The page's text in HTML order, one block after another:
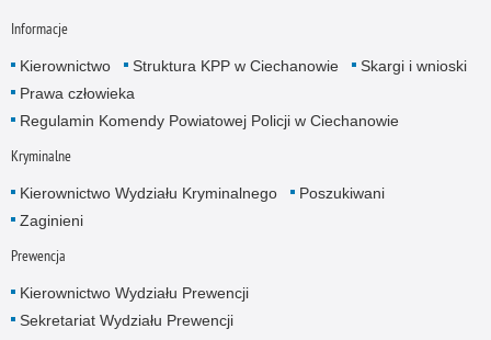
Informacje
Kierownictwo Struktura KPP w Ciechanowie
Skargi i wnioski
Prawa człowieka
Regulamin Komendy Powiatowej Policji w Ciechanowie
Kryminalne
Kierownictwo Wydziału Kryminalnego
Poszukiwani
Zaginieni
Prewencja
Kierownictwo Wydziału Prewencji
Sekretariat Wydziału Prewencji